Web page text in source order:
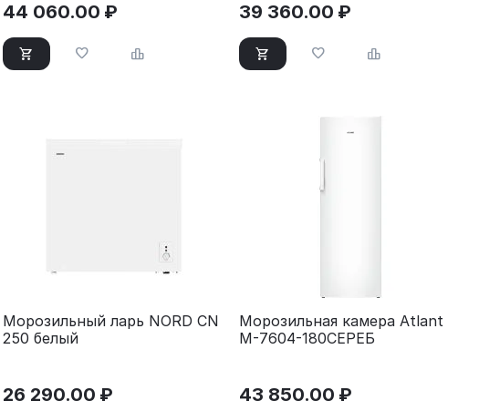
44 060.00 ₽ 39 360.00 ₽
Морозильный ларь NORD CN
250 белый
26 290.00 ₽
Морозильная камера Atlant
М-7604-180СЕРЕБ
43 850.00 ₽